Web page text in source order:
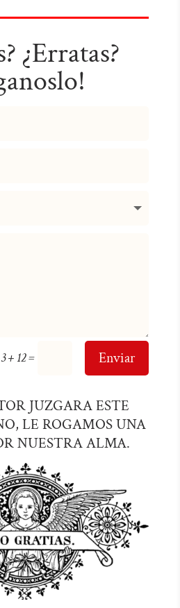
¿Erratas?
3 + 12= Enviar
JUZGARA ESTE
LE ROGAMOS UNA
NUESTRA ALMA.